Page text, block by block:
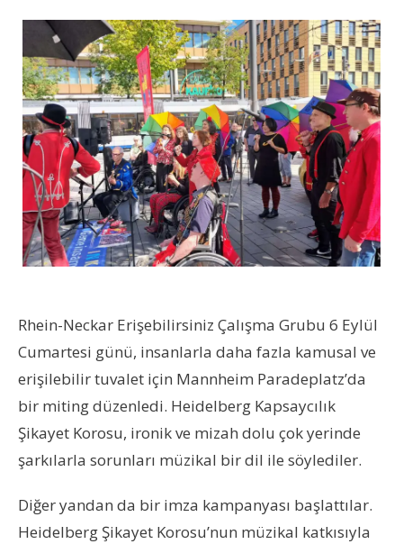
Rhein-Neckar Erişebilirsiniz Çalışma Grubu 6 Eylül
Cumartesi günü, insanlarla daha fazla kamusal ve
erişilebilir tuvalet için Mannheim Paradeplatz’da
bir miting düzenledi. Heidelberg Kapsaycılık
Şikayet Korosu, ironik ve mizah dolu çok yerinde
şarkılarla sorunları müzikal bir dil ile söylediler.
Diğer yandan da bir imza kampanyası başlattılar.
Heidelberg Şikayet Korosu’nun müzikal katkısıyla